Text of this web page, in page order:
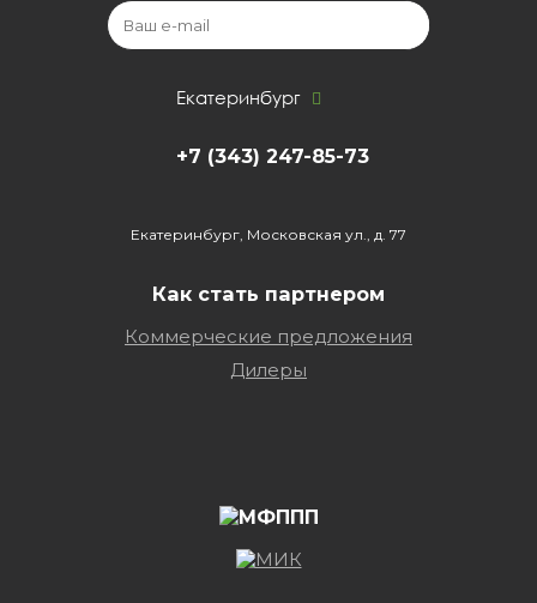
Екатеринбург
+7 (343) 247-85-73
Екатеринбург, Московская ул., д. 77
Как стать партнером
Коммерческие предложения
Дилеры